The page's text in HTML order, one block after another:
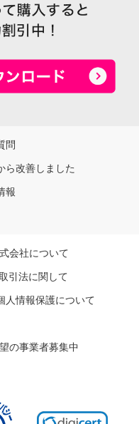
問
ら改善しました
報
会社について
引法に関して
人情報保護について
の事業者募集中